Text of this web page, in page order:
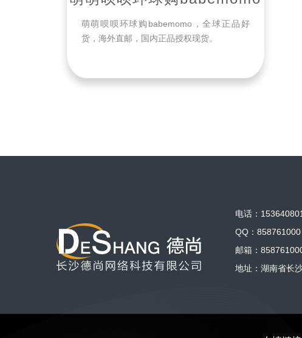
萌萌呗呗环球购babemomo，全球正品好
货，海外直邮，国内正品授权现货。
电话：
QQ：858761000
邮箱：
地址：湖南省长